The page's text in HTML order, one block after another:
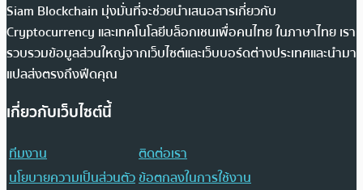
Siam Blockchain มุ่งมั่นที่จะช่วยนำเสนอสารเกี่ยวกับ
Cryptocurrency และเทคโนโลยีบล็อกเชนเพื่อคนไทย ในภาษาไทย เรา
รวบรวมข้อมูลส่วนใหญ่จากเว็บไซต์และเว็บบอร์ดต่างประเทศและนำมา
แปลส่งตรงถึงฟีดคุณ
เกี่ยวกับเว็บไซต์นี้
ทีมงาน
ติดต่อเรา
นโยบายความเป็นส่วนตัวข้อตกลงในการใช้งาน